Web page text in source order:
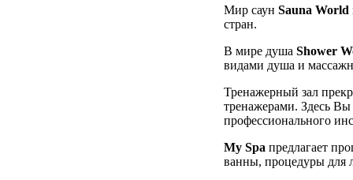
Мир саун Sauna World
стран.
В мире душа Shower
видами душа и
Тренажерный зал
тренажерами. Здесь
профессионального
My Spa предлагает
ванны, процедуры для